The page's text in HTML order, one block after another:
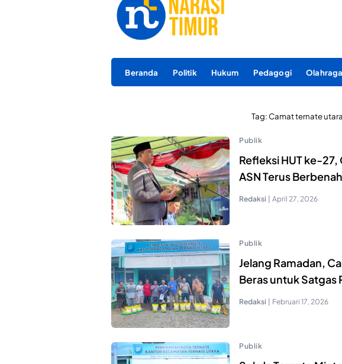
Beranda Politik Hukum Pedagogi Olahraga
Tag: Camat ternate utara
Publik
Refleksi HUT ke-
ASN Terus Berbenah
Redaksi | April 27, 2026
Publik
Jelang Ramadan,
Beras untuk Satgas
Redaksi | Februari 17, 2026
Publik